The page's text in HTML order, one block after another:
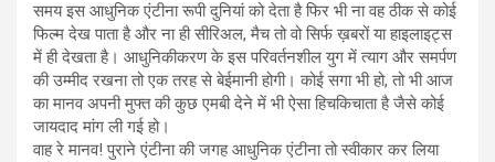
समय इस आधुनिक एंटीना रूपी दुनियां को देता है फिर भी ना वह ठीक से कोई
फिल्म देख पाता है और ना ही सीरिअल, मैच तो वो सिर्फ ख़बरों या हाइलाइट्स
में ही देखता है। आधुनिकीकरण के इस परिवर्तनशील युग में त्याग और समर्पण
की उम्मीद रखना तो एक तरह से बेईमानी होगी। कोई सगा भी हो, तो भी आज
का मानव अपनी मुफ्त की कुछ एमबी देने में भी ऐसा हिचकिचाता है जैसे कोई
जायदाद मांग ली गई हो।
वाह रे मानव! पुराने एंटीना की जगह आधुनिक एंटीना तो स्वीकार कर लिया